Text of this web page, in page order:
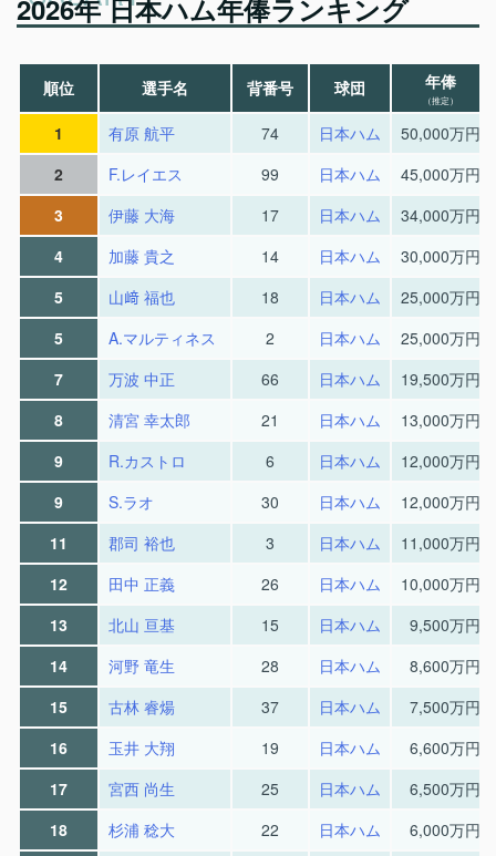
2026年 日本ハム年俸ランキング
順位 選手名 背番号 球団 年俸
（推定）
1 有原 航平 74 日本ハム
50,000万円
2
F.レイエス 99 日本ハム
45,000万円
3
伊藤 大海 17 日本ハム
34,000万円
4
加藤 貴之 14 日本ハム
30,000万円
5
山﨑 福也 18 日本ハム
25,000万円
5
A.マルティネス 2 日本ハム
25,000万円
7
万波 中正 66 日本ハム
19,500万円
8
清宮 幸太郎 21 日本ハム
13,000万円
9
R.カストロ 6 日本ハム
12,000万円
9
S.ラオ 30 日本ハム
12,000万円
11
郡司 裕也 3 日本ハム
11,000万円
12
田中 正義 26 日本ハム
10,000万円
13
北山 亘基 15 日本ハム
9,500万円
14
河野 竜生 28 日本ハム
8,600万円
15
古林 睿煬 37 日本ハム
7,500万円
16
玉井 大翔 19 日本ハム
6,600万円
17
宮西 尚生 25 日本ハム
6,500万円
18
杉浦 稔大 22 日本ハム
6,000万円